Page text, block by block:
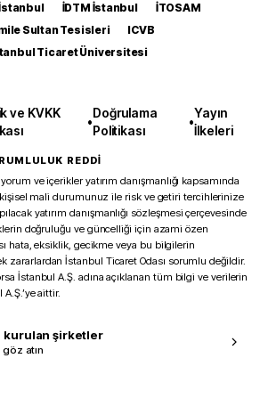
İDTM İstanbul
İTOSAM
Sultan Tesisleri
ICVB
Ticaret Üniversitesi
ve KVKK
•
Doğrulama
Politikası
•
Yayın
İlkeleri
REDDİ
ve içerikler yatırım danışmanlığı kapsamında
kişisel mali durumunuz ile risk ve getiri tercihlerinize
yatırım danışmanlığı sözleşmesi çerçevesinde
doğruluğu ve güncelliği için azami özen
hata, eksiklik, gecikme veya bu bilgilerin
zararlardan İstanbul Ticaret Odası sorumlu değildir.
İstanbul A.Ş. adına açıklanan tüm bilgi ve verilerin
aittir.
kurulan şirketler
atın